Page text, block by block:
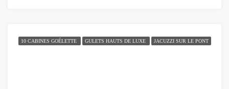
10 CABINES GOÉLETTE GULETS HAUTS DE LUXE JACUZZI SUR LE PONT